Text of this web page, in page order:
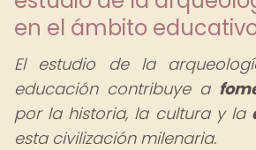
en el ámbito
El estudio de la
educación contribuye a
por la historia, la cultura y la
esta civilización milenaria.